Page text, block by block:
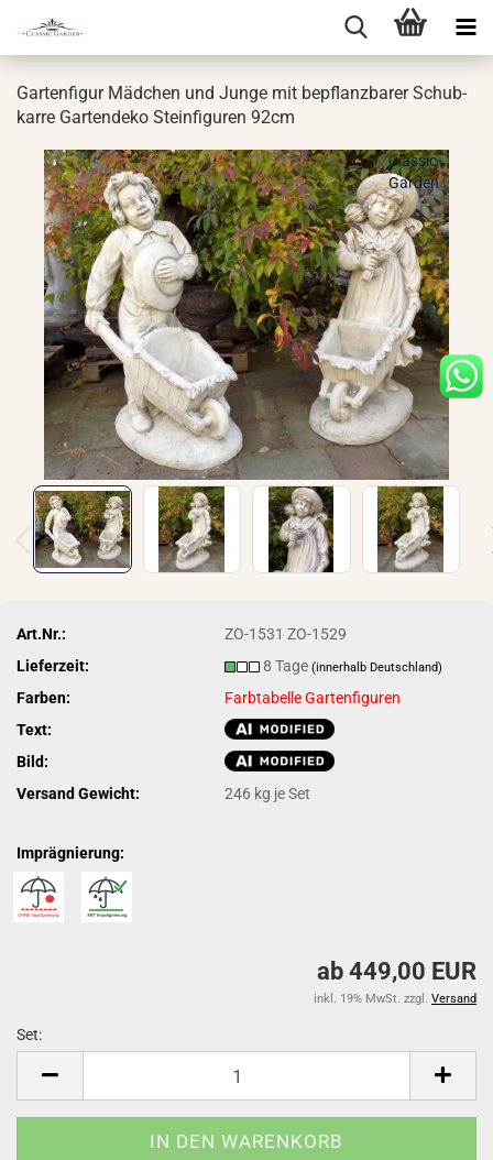
Gar­ten­fi­gur Mäd­chen und Junge mit be­pflanz­ba­rer Schub­
kar­re Gar­ten­de­ko Stein­fi­gu­ren 92cm
Classic-
Garden
Art.Nr.:
ZO-1531 ZO-1529
Lieferzeit:
8 Tage(innerhalb Deutschland)
Farben:
Farbtabelle Gartenfiguren
Text:
Bild:
Versand Gewicht:
246 kg je Set
Imprägnierung:
ab 449,00 EUR
inkl. 19% MwSt. zzgl. Versand
Set: